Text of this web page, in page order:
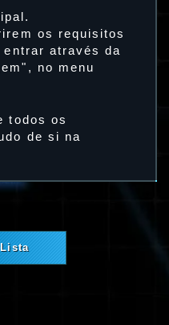
os requisitos
através da
no menu
todos os
de si na